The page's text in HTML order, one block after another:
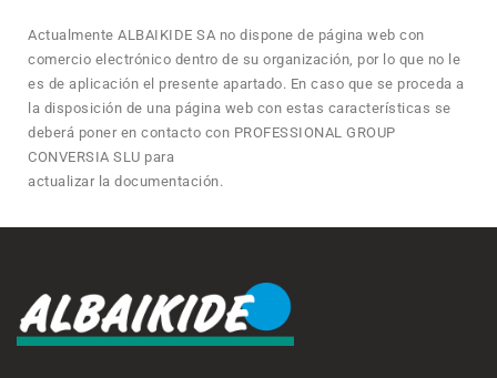
Actualmente ALBAIKIDE SA no dispone de página web con
comercio electrónico dentro de su organización, por lo que no le
es de aplicación el presente apartado. En caso que se proceda a
la disposición de una página web con estas características se
deberá poner en contacto con PROFESSIONAL GROUP
CONVERSIA SLU para
actualizar la documentación.